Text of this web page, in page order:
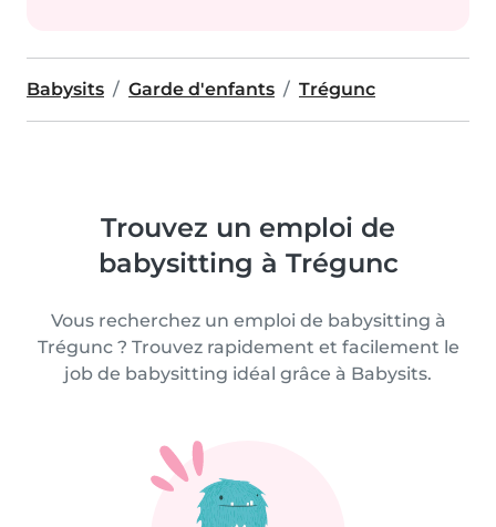
Babysits Garde d'enfants Trégunc
Trouvez un emploi de
babysitting à Trégunc
Vous recherchez un emploi de babysitting à
Trégunc ? Trouvez rapidement et facilement le
job de babysitting idéal grâce à Babysits.